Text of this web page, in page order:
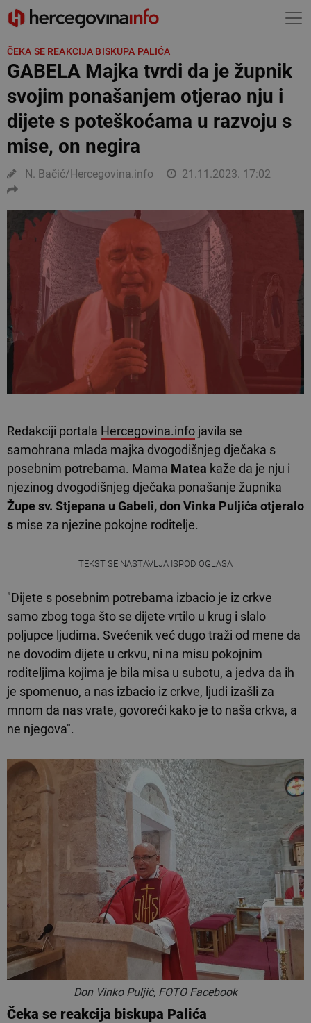
ČEKA SE REAKCIJA BISKUPA PALIĆA
GABELA Majka tvrdi da je župnik
svojim ponašanjem otjerao nju i
dijete s poteškoćama u razvoju s
mise, on negira
N. Bačić/Hercegovina.info 21.11.2023. 17:02
Redakciji portala Hercegovina.info javila se
samohrana mlada majka dvogodišnjeg dječaka s
posebnim potrebama. Mama Matea kaže da je nju i
njezinog dvogodišnjeg dječaka ponašanje župnika
Župe sv. Stjepana u Gabeli, don Vinka Puljića otjeralo
s mise za njezine pokojne roditelje.
TEKST SE NASTAVLJA ISPOD OGLASA
"Dijete s posebnim potrebama izbacio je iz crkve
samo zbog toga što se dijete vrtilo u krug i slalo
poljupce ljudima. Svećenik već dugo traži od mene da
ne dovodim dijete u crkvu, ni na misu pokojnim
roditeljima kojima je bila misa u subotu, a jedva da ih
je spomenuo, a nas izbacio iz crkve, ljudi izašli za
mnom da nas vrate, govoreći kako je to naša crkva, a
ne njegova".
Don Vinko Puljić, FOTO Facebook
Čeka se reakcija biskupa Palića